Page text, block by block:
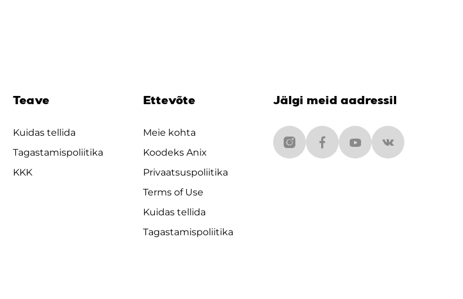
Teave
Kuidas tellida
Tagastamispoliitika
KKK
Ettevõte
Meie kohta
Koodeks Anix
Privaatsuspoliitika
Terms of Use
Kuidas tellida
Tagastamispoliitika
Jälgi meid aadressil